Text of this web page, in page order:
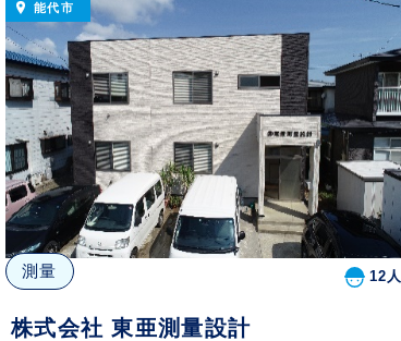
能代市
測量 12人
株式会社 東亜測量設計